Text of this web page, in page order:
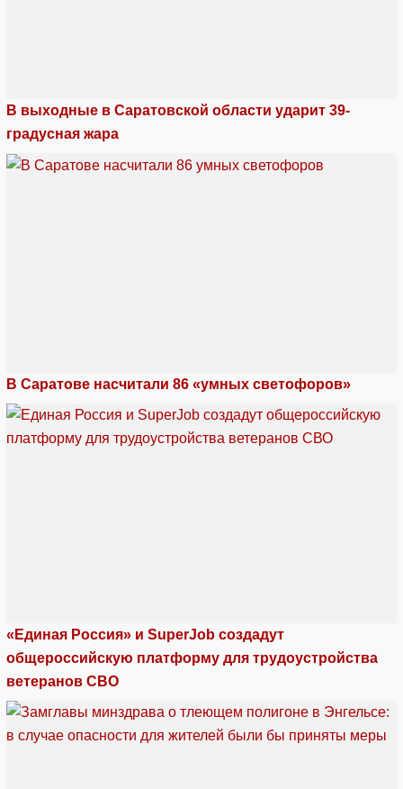
В выходные в Саратовской области ударит 39-
градусная жара
В Саратове насчитали 86 «умных светофоров»
«Единая Россия» и SuperJob создадут
общероссийскую платформу для трудоустройства
ветеранов СВО